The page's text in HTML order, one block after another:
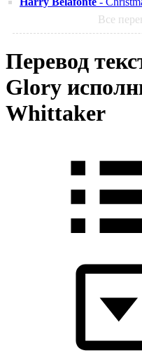
Все
Перевод
Glory
Whittaker